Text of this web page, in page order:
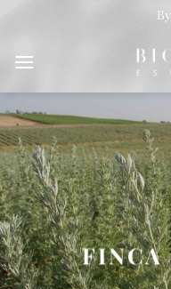
contenido
FINCA